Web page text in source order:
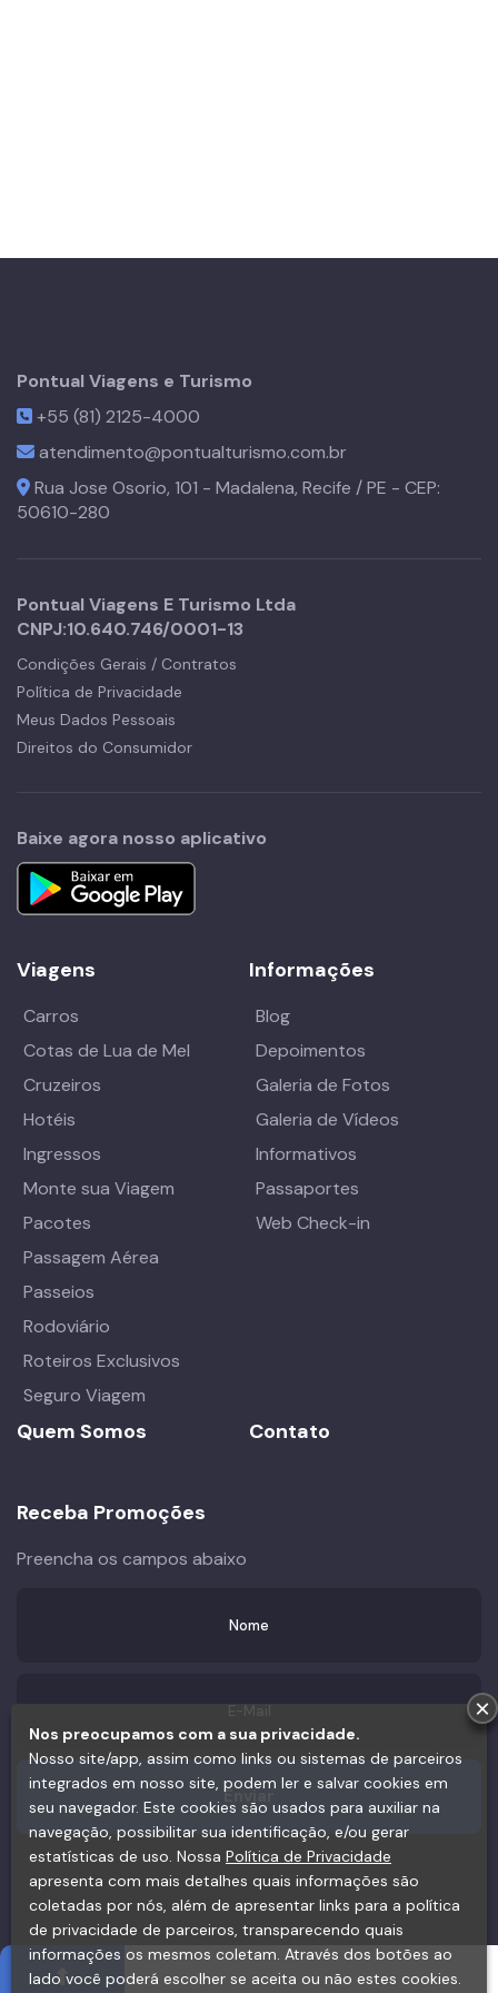
Pontual Viagens e Turismo
+55 (81) 2125-4000
atendimento@pontualturismo.com.br
Rua Jose Osorio, 101 - Madalena, Recife /PE - CEP:
50610-280
Pontual Viagens E Turismo Ltda
CNPJ:10.640.746/0001-13
Condições Gerais / Contratos
Política de Privacidade
Meus Dados Pessoais
Direitos do Consumidor
Baixe agora nosso aplicativo
Viagens
Carros
Cotas de Lua de Mel
Cruzeiros
Hotéis
Ingressos
Monte sua Viagem
Pacotes
Passagem Aérea
Passeios
Rodoviário
Roteiros Exclusivos
Seguro Viagem
Informações
Blog
Depoimentos
Galeria de Fotos
Galeria de Vídeos
Informativos
Passaportes
Web Check-in
Quem Somos Contato
Receba Promoções
Preencha os campos abaixo
Nos preocupamos com a sua privacidade.
Nosso site/app, assim como links ou sistemas de parceiros
integrados em nosso site, podem ler e salvar cookies em
seu navegador. Este cookies são usados para auxiliar na
navegação, possibilitar sua identificação, e/ou gerar
estatísticas de uso. Nossa Política de Privacidade
apresenta com mais detalhes quais informações são
coletadas por nós, além de apresentar links para a política
de privacidade de parceiros, transparecendo quais
informações os mesmos coletam. Através dos botões ao
lado você poderá escolher se aceita ou não estes cookies.
×